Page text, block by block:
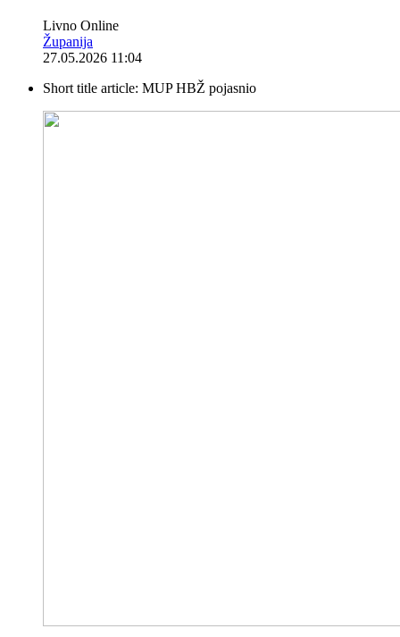
Livno Online
Županija
27.05.2026 11:04
Short title article: MUP HBŽ pojasnio